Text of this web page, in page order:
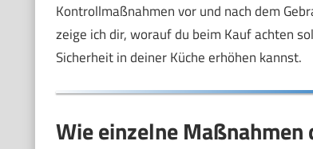
Kontrollmaßnahmen vor und nach dem
zeige ich dir, worauf du beim Kauf achten
Sicherheit in deiner Küche erhöhen kannst.
Wie einzelne